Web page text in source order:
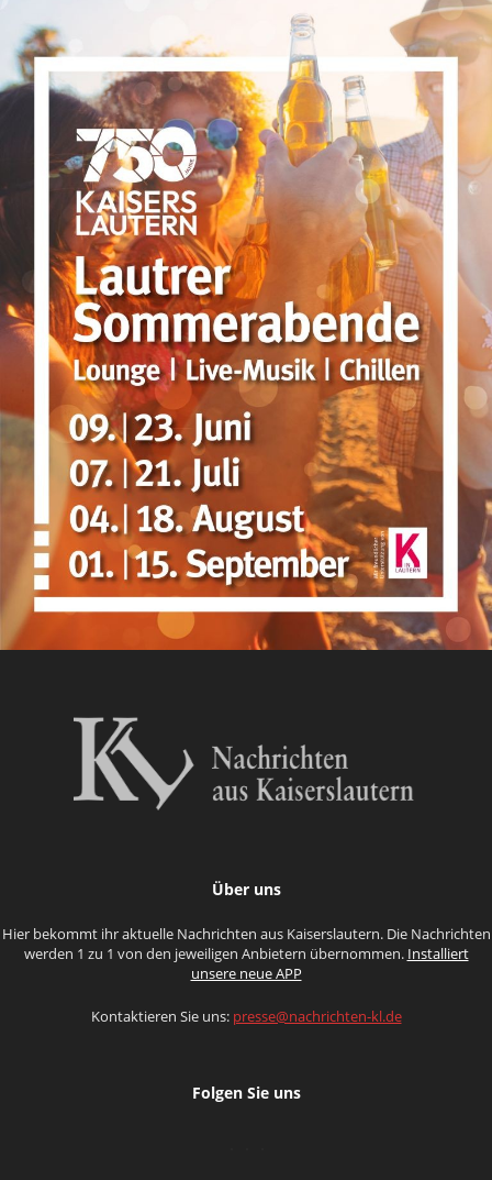
Über uns
Hier bekommt ihr aktuelle Nachrichten aus Kaiserslautern. Die Nachrichten
werden 1 zu 1 von den jeweiligen Anbietern übernommen. Installiert
unsere neue APP
Kontaktieren Sie uns: presse@nachrichten-kl.de
Folgen Sie uns